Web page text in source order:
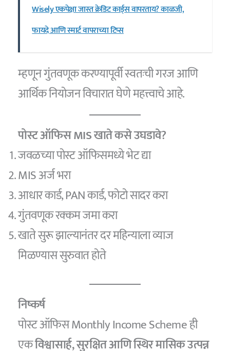
Wisely एकपेक्षा जास्त क्रेडिट कार्ड्स वापरताय? काळजी,
फायदे आणि स्मार्ट वापराच्या टिप्स
म्हणून गुंतवणूक करण्यापूर्वी स्वतःची गरज आणि
आर्थिक नियोजन विचारात घेणे महत्त्वाचे आहे.
पोस्ट ऑफिस MIS खाते कसे उघडावे?
जवळच्या पोस्ट ऑफिसमध्ये भेट द्या
MIS अर्ज भरा
आधार कार्ड, PAN कार्ड, फोटो सादर करा
गुंतवणूक रक्कम जमा करा
खाते सुरू झाल्यानंतर दर महिन्याला व्याज
मिळण्यास सुरुवात होते
निष्कर्ष
पोस्ट ऑफिस Monthly Income Scheme ही
एकविश्वासार्ह, सुरक्षित आणि स्थिर मासिक उत्पन्न